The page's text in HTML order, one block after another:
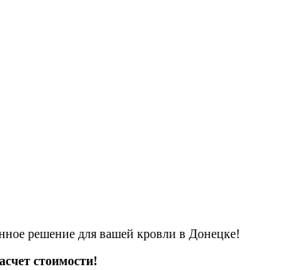
решение для вашей кровли в Донецке!
стоимости!